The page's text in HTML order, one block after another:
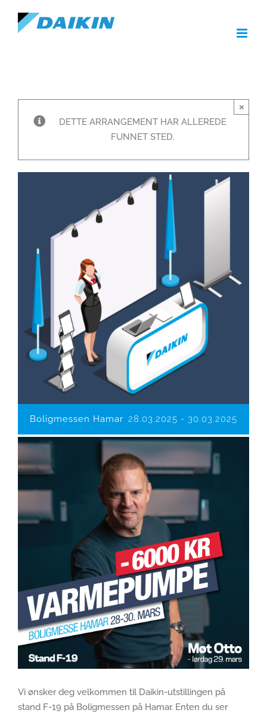
content
DETTE ARRANGEMENT HAR ALLEREDE
FUNNET STED.
×
Boligmessen Hamar 28.03.2025 - 30.03.2025
Vi ønsker deg velkommen til Daikin-utstillingen på
stand F-19 på Boligmessen på Hamar. Enten du ser